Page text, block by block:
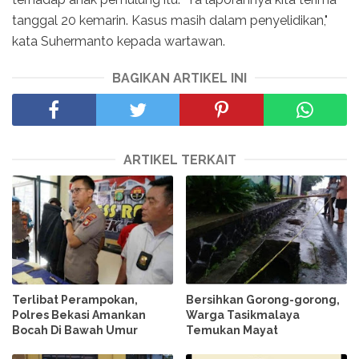
tanggal 20 kemarin. Kasus masih dalam penyelidikan,"
kata Suhermanto kepada wartawan.
BAGIKAN ARTIKEL INI
ARTIKEL TERKAIT
Terlibat Perampokan,
Polres Bekasi Amankan
Bocah Di Bawah Umur
Bersihkan Gorong-gorong,
Warga Tasikmalaya
Temukan Mayat